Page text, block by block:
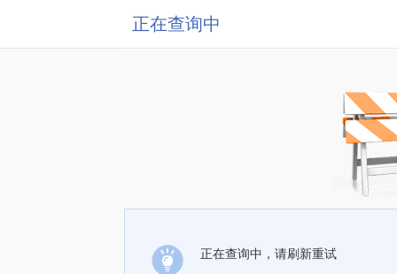
正在查询中
正在查询中，请刷新重试